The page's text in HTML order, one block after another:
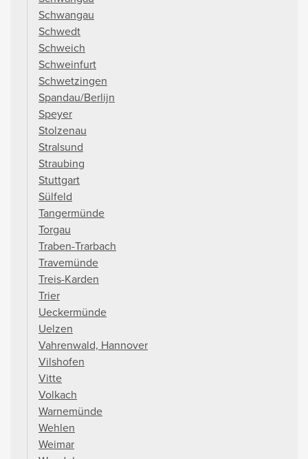
Schwangau
Schwedt
Schweich
Schweinfurt
Schwetzingen
Spandau/Berlijn
Speyer
Stolzenau
Stralsund
Straubing
Stuttgart
Sülfeld
Tangermünde
Torgau
Traben-Trarbach
Travemünde
Treis-Karden
Trier
Ueckermünde
Uelzen
Vahrenwald, Hannover
Vilshofen
Vitte
Volkach
Warnemünde
Wehlen
Weimar